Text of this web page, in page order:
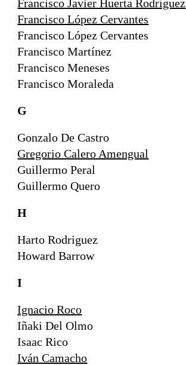
Francisco Javier Huerta Rodríguez
Francisco López Cervantes
Francisco López Cervantes
Francisco Martínez
Francisco Meneses
Francisco Moraleda
G
Gonzalo De Castro
Gregorio Calero Amengual
Guillermo Peral
Guillermo Quero
H
Harto Rodriguez
Howard Barrow
I
Ignacio Roco
Iñaki Del Olmo
Isaac Rico
Iván Camacho